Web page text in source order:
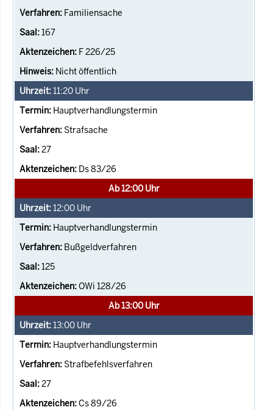
Familiensache
167
F 226/25
Nicht öffentlich
11:20 Uhr
Hauptverhandlungstermin
Strafsache
27
Ds 83/26
Ab 12:00 Uhr
12:00 Uhr
Hauptverhandlungstermin
Bußgeldverfahren
125
OWi 128/26
Ab 13:00 Uhr
13:00 Uhr
Hauptverhandlungstermin
Strafbefehlsverfahren
27
Cs 89/26